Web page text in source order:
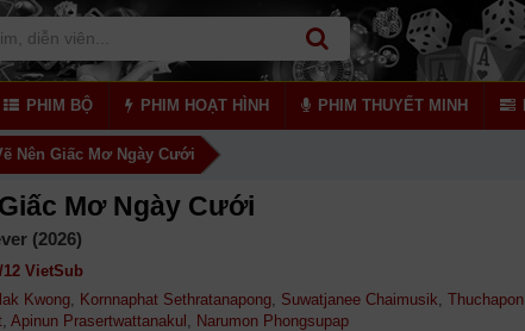
PHIM BỘ PHIM HOẠT HÌNH PHIM THUYẾT MINH
Nên Giấc Mơ Ngày Cưới
Mơ Ngày Cưới
(2026)
12 VietSub
Kwong, Kornnaphat Sethratanapong, Suwatjanee Chaimusik, Thuchapon
, Apinun Prasertwattanakul , Narumon Phongsupap